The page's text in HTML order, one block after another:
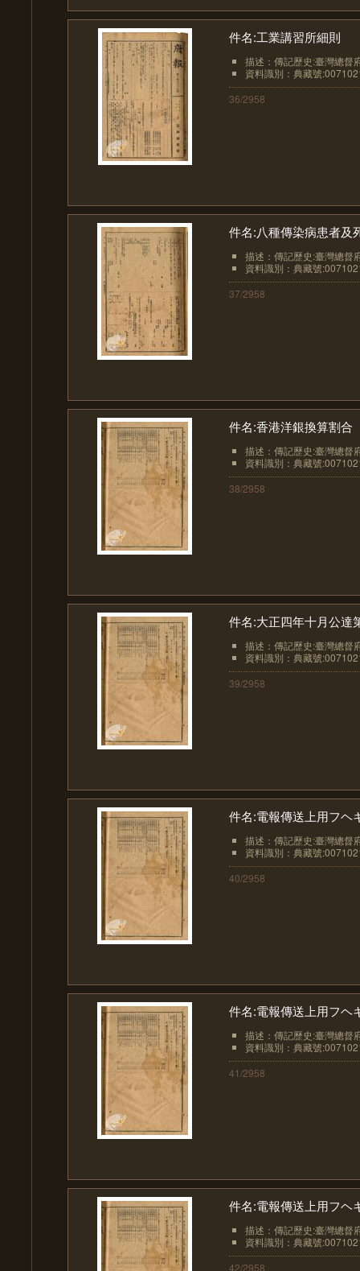
件名:工業講習所細則
描述：傳記歷史:臺灣總督
資料識別：典藏號
36/2958
件名:八種傳染病患者及
描述：傳記歷史:臺灣總督
資料識別：典藏號
37/2958
件名:香港洋銀換算割合
描述：傳記歷史:臺灣總督
資料識別：典藏號
38/2958
件名:大正四年十月公達
描述：傳記歷史:臺灣總督
資料識別：典藏號
39/2958
件名:電報傳送上用フヘ
描述：傳記歷史:臺灣總督
資料識別：典藏號
40/2958
件名:電報傳送上用フヘ
描述：傳記歷史:臺灣總督
資料識別：典藏號
41/2958
件名:電報傳送上用フヘ
描述：傳記歷史:臺灣總督
資料識別：典藏號
42/2958